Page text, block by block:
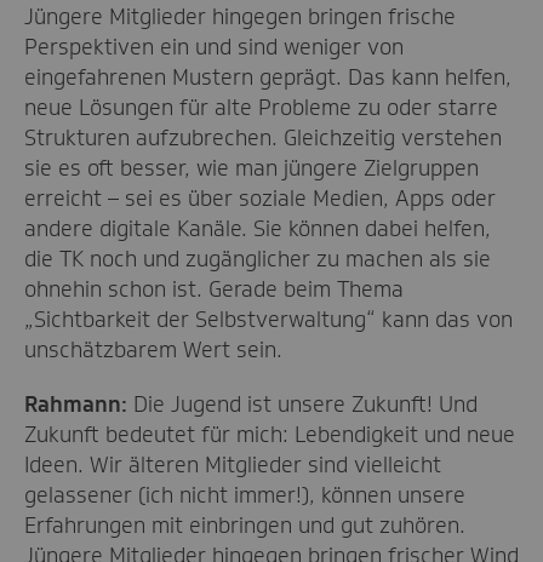
Jüngere Mitglieder hingegen bringen frische
Perspektiven ein und sind weniger von
eingefahrenen Mustern geprägt. Das kann helfen,
neue Lösungen für alte Probleme zu oder starre
Strukturen aufzubrechen. Gleichzeitig verstehen
sie es oft besser, wie man jüngere Zielgruppen
erreicht – sei es über soziale Medien, Apps oder
andere digitale Kanäle. Sie können dabei helfen,
die TK noch und zugänglicher zu machen als sie
ohnehin schon ist. Gerade beim Thema
„Sichtbarkeit der Selbstverwaltung“ kann das von
unschätzbarem Wert sein.
Rahmann: Die Jugend ist unsere Zukunft! Und
Zukunft bedeutet für mich: Lebendigkeit und neue
Ideen. Wir älteren Mitglieder sind vielleicht
gelassener (ich nicht immer!), können unsere
Erfahrungen mit einbringen und gut zuhören.
Jüngere Mitglieder hingegen bringen frischer Wind